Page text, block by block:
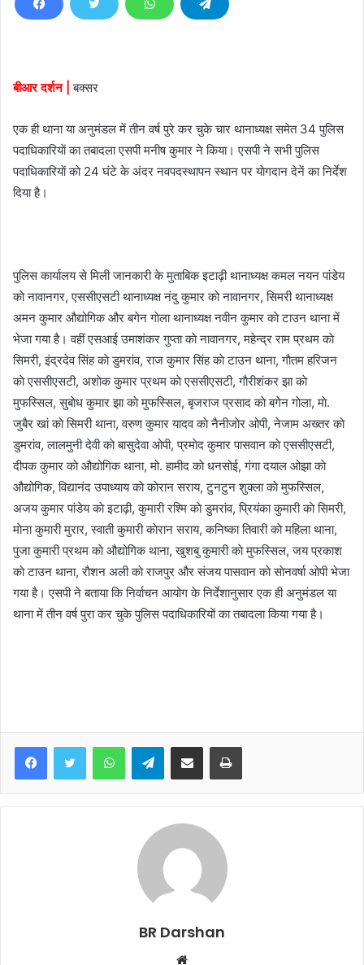
l
बीआर दर्शन | बक्सर
एक ही थाना या अनुमंडल में तीन वर्ष पुरे कर चुके चार थानाध्यक्ष समेत 34 पुलिस
पदाधिकारियाें का तबादला एसपी मनीष कुमार ने किया। एसपी ने सभी पुलिस
पदाधिकारियाें काे 24 घंटे के अंदर नवपदस्थापन स्थान पर याेगदान देनें का निर्देश
दिया है।
पुलिस कार्यालय से मिली जानकारी के मुताबिक इटाढ़ी थानाध्यक्ष कमल नयन पांडेय
काे नावानगर, एससीएसटी थानाध्यक्ष नंदु कुमार काे नावानगर, सिमरी थानाध्यक्ष
अमन कुमार औद्योगिक और बगेन गाेला थानाध्यक्ष नवीन कुमार काे टाउन थाना में
भेजा गया है। वहीं एसआई उमाशंकर गुप्ता काे नावानगर, महेन्द्र राम प्रथम काे
सिमरी, इंद्रदेव सिंह काे डुमरांव, राज कुमार सिंह काे टाउन थाना, गाैतम हरिजन
काे एससीएसटी, अशाेक कुमार प्रथम काे एससीएसटी, गाैरीशंकर झा काे
मुफस्सिल, सुबाेध कुमार झा काे मुफस्सिल, बृजराज प्रसाद काे बगेन गाेला, माे.
जुबैर खां काे सिमरी थाना, वरुण कुमार यादव काे नैनीजाेर ओपी, नेजाम अख्तर काे
डुमरांव, लालमुनी देवी काे बासुदेवा ओपी, प्रमाेद कुमार पासवान काे एससीएसटी,
दीपक कुमार काे औद्योगिक थाना, माे. हामीद काे धनसाेई, गंगा दयाल ओझा काे
औद्योगिक, विद्यानंद उपाध्याय काे काेरान सराय, टुनटुन शुक्ला काे मुफस्सिल,
अजय कुमार पांडेय काे इटाढ़ी, कुमारी रश्मि काे डुमरांव, प्रियंका कुमारी काे सिमरी,
माेना कुमारी मुरार, स्वाती कुमारी काेरान सराय, कनिष्का तिवारी काे महिला थाना,
पुजा कुमारी प्रथम काे औद्योगिक थाना, खुशबु कुमारी काे मुफस्सिल, जय प्रकाश
काे टाउन थाना, राैशन अली काे राजपुर और संजय पासवान काे साेनवर्षा ओपी भेजा
गया है। एसपी ने बताया कि निर्वाचन आयोग के निर्देशानुसार एक ही अनुमंडल या
थाना में तीन वर्ष पुरा कर चुके पुलिस पदाधिकारियाें का तबादला किया गया है।
Telegram
BR Darshan